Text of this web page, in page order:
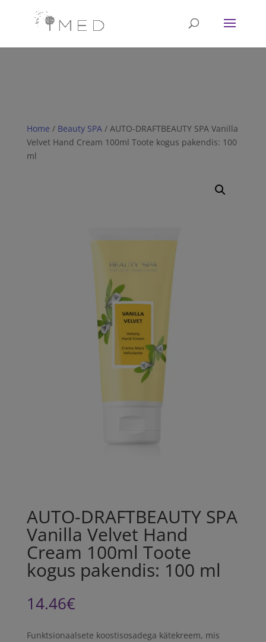
fbq('init', '<1751628081702672>'); fbq('track', 'PageView'); // Once
affirmative consent has been granted fbq('consent', 'grant');
Home / Beauty SPA/ AUTO-DRAFTBEAUTY SPA Vanilla
Velvet Hand Cream 100ml Toote kogus pakendis: 100
ml
AUTO-DRAFTBEAUTY SPA
Vanilla Velvet Hand
Cream 100ml Toote
kogus pakendis: 100 ml
14.46€
Funktsionaalsete koostisosadega kätekreem, mis